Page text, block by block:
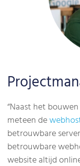
“Naast het
meteen de
betrouwbare
betrouwbare
website altijd